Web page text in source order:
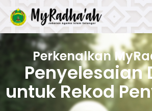
Perkenalkan
Penyelesaian
untuk Rekod